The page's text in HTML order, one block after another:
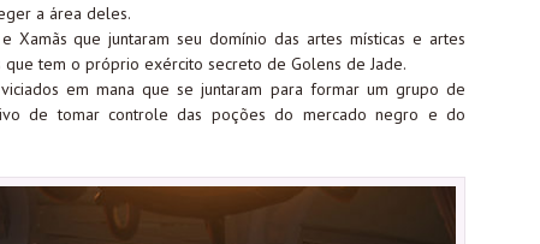
a área deles.
Xamãs que juntaram seu domínio das artes místicas e artes
tem o próprio exército secreto de Golens de Jade.
em mana que se juntaram para formar um grupo de
de tomar controle das poções do mercado negro e do